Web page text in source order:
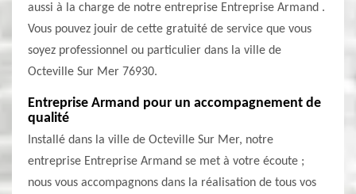
aussi à la charge de notre entreprise Entreprise Armand .
Vous pouvez jouir de cette gratuité de service que vous
soyez professionnel ou particulier dans la ville de
Octeville Sur Mer 76930.
Entreprise Armand pour un accompagnement de
qualité
Installé dans la ville de Octeville Sur Mer, notre
entreprise Entreprise Armand se met à votre écoute ;
nous vous accompagnons dans la réalisation de tous vos